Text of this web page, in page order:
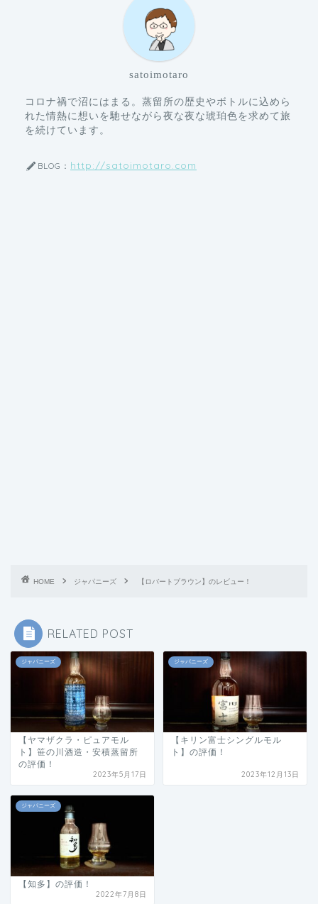
satoimotaro
コロナ禍で沼にはまる。蒸留所の歴史やボトルに込めら
れた情熱に想いを馳せながら夜な夜な琥珀色を求めて旅
を続けています。
BLOG： http://satoimotaro.com
HOME ジャパニーズ 【ロバートブラウン】のレビュー！
RELATED POST
ジャパニーズ
【ヤマザクラ・ピュアモル
ト】笹の川酒造・安積蒸留所
の評価！
2023年5月17日
ジャパニーズ
【キリン富士シングルモル
ト】の評価！
2023年12月13日
ジャパニーズ
【知多】の評価！
2022年7月8日